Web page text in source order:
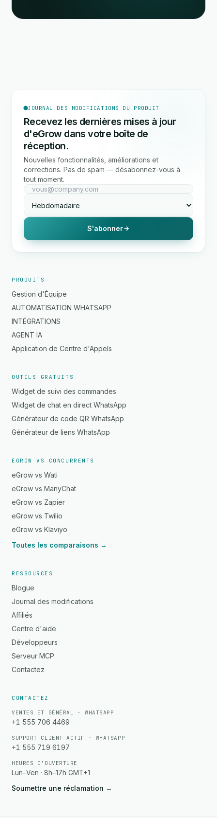
JOURNAL DES MODIFICATIONS DU PRODUIT
Recevez les dernières mises à jour
d'eGrow dans votre boîte de
réception.
Nouvelles fonctionnalités, améliorations et
corrections. Pas de spam — désabonnez-vous à
tout moment.
S'abonner
PRODUITS
Gestion d'Équipe
AUTOMATISATION WHATSAPP
INTÉGRATIONS
AGENT IA
Application de Centre d'Appels
OUTILS GRATUITS
Widget de suivi des commandes
Widget de chat en direct WhatsApp
Générateur de code QR WhatsApp
Générateur de liens WhatsApp
EGROW VS CONCURRENTS
eGrow vs Wati
eGrow vs ManyChat
eGrow vs Zapier
eGrow vs Twilio
eGrow vs Klaviyo
Toutes les comparaisons →
RESSOURCES
Blogue
Journal des modifications
Affiliés
Centre d'aide
Développeurs
Serveur MCP
Contactez
CONTACTEZ
VENTES ET GÉNÉRAL · WHATSAPP
+1 555 706 4469
SUPPORT CLIENT ACTIF · WHATSAPP
+1 555 719 6197
HEURES D'OUVERTURE
Lun–Ven · 8h–17h GMT+1
Soumettre une réclamation →